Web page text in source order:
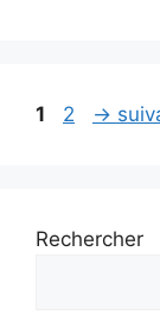
Page
1 Page
2 →
Rechercher